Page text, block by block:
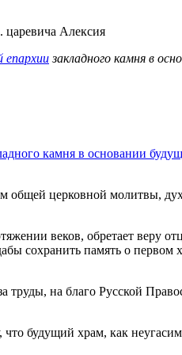
епархиизакладного камня в
камня в основании
общей церковной молитвы,
веков, обретает веру
сохранить память о первом
труды, на благо Русской
будущий храм, как